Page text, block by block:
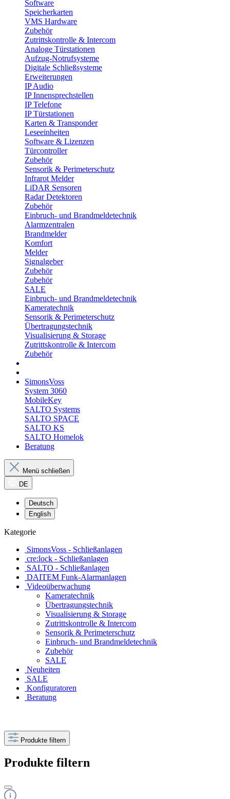
Software
Speicherkarten
VMS Hardware
Zubehör
Zutrittskontrolle & Intercom
Analoge Türstationen
Aufzug-Notrufsysteme
Digitale Schließsysteme
Erweiterungen
IP Audio
IP Innensprechstellen
IP Telefone
IP Türstationen
Karten & Transponder
Leseeinheiten
Software & Lizenzen
Türcontroller
Zubehör
Sensorik & Perimeterschutz
Infrarot Melder
LiDAR Sensoren
Radar Detektoren
Zubehör
Einbruch- und Brandmeldetechnik
Alarmzentralen
Brandmelder
Komfort
Melder
Signalgeber
Zubehör
Zubehör
SALE
Einbruch- und Brandmeldetechnik
Kameratechnik
Sensorik & Perimeterschutz
Übertragungstechnik
Visualisierung & Storage
Zutrittskontrolle & Intercom
Zubehör
SimonsVoss
System 3060
MobileKey
SALTO Systems
SALTO SPACE
SALTO KS
SALTO Homelok
Beratung
Menü schließen
DE
Deutsch
English
Kategorie
SimonsVoss - Schließanlagen
cre:lock - Schließanlagen
SALTO - Schließanlagen
DAITEM Funk-Alarmanlagen
Videoüberwachung
Kameratechnik
Übertragungstechnik
Visualisierung & Storage
Zutrittskontrolle & Intercom
Sensorik & Perimeterschutz
Einbruch- und Brandmeldetechnik
Zubehör
SALE
Neuheiten
SALE
Konfiguratoren
Beratung
Produkte filtern
Produkte filtern